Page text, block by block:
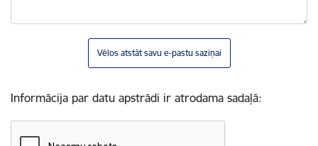
Vēlos atstāt savu e-pastu saziņai
Informācija par datu apstrādi ir atrodama sadaļā: